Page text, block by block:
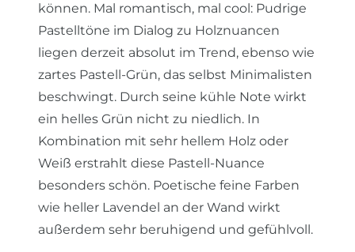
können. Mal romantisch, mal cool: Pudrige
Pastelltöne im Dialog zu Holznuancen
liegen derzeit absolut im Trend, ebenso wie
zartes Pastell-Grün, das selbst Minimalisten
beschwingt. Durch seine kühle Note wirkt
ein helles Grün nicht zu niedlich. In
Kombination mit sehr hellem Holz oder
Weiß erstrahlt diese Pastell-Nuance
besonders schön. Poetische feine Farben
wie heller Lavendel an der Wand wirkt
außerdem sehr beruhigend und gefühlvoll.